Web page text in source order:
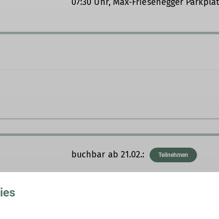
buchbar ab 21.02.: Teilnehmen